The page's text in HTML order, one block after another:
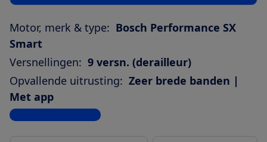
Motor, merk & type: Bosch Performance SX
Smart
Versnellingen: 9 versn. (derailleur)
Opvallende uitrusting: Zeer brede banden |
Met app
Bekijk alle specificaties